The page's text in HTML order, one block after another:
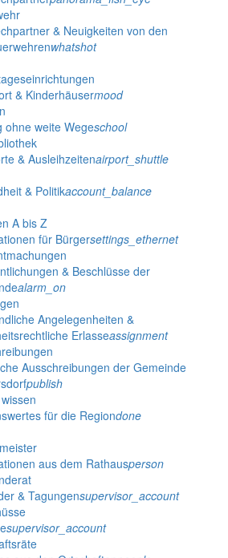
& Neuigkeiten von den
whatshot
& Kinderhäusermood
ohne weite Wegeschool
& Ausleihzeitenairport_shuttle
& Politikaccount_balance
A bis Z
für Bürgersettings_ethernet
& Beschlüsse der
alarm_on
Angelegenheiten &
Erlasseassignment
Ausschreibungen der Gemeinde
publish
für die Regiondone
aus dem Rathausperson
& Tagungensupervisor_account
supervisor_account